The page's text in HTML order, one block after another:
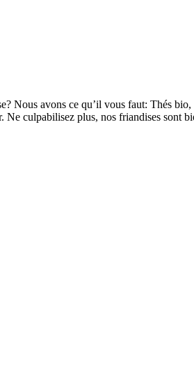
Nous avons ce qu’il vous faut: Thés
culpabilisez plus, nos friandises sont